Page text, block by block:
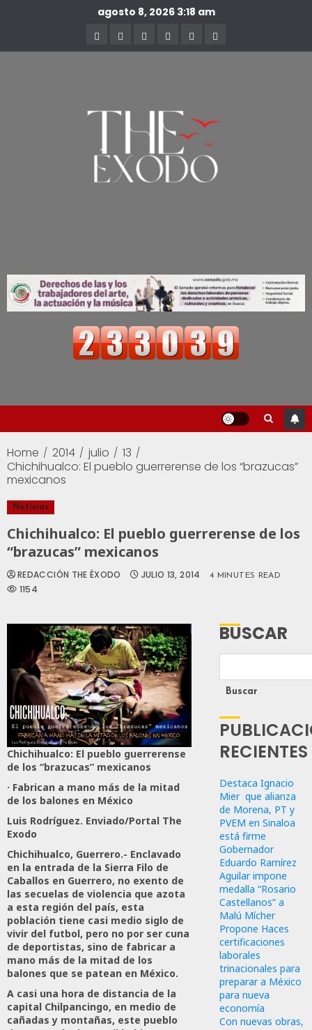
agosto 8, 2026 3:18 am
Home 2014 julio
13
Chichihualco: El pueblo guerrerense de los “brazucas”
mexicanos
Noticias
Chichihualco: El pueblo guerrerense de los
“brazucas” mexicanos
REDACCIÓN THE ÉXODO JULIO 13, 2014 4 MINUTES READ
1154
Chichihualco: El pueblo guerrerense
de los “brazucas” mexicanos
· Fabrican a mano más de la mitad
de los balones en México
Luis Rodríguez. Enviado/Portal The
Exodo
Chichihualco, Guerrero.- Enclavado
en la entrada de la Sierra Filo de
Caballos en Guerrero, no exento de
las secuelas de violencia que azota
a esta región del país, esta
población tiene casi medio siglo de
vivir del futbol, pero no por ser cuna
de deportistas, sino de fabricar a
mano más de la mitad de los
balones que se patean en México.
A casi una hora de distancia de la
capital Chilpancingo, en medio de
cañadas y montañas, este pueblo
BUSCAR
Buscar
RECIENTES
Destaca Ignacio
Mier que alianza
de Morena, PT y
PVEM en Sinaloa
está firme
Gobernador
Eduardo Ramírez
Aguilar impone
medalla “Rosario
Castellanos” a
Malú Mícher
Propone Haces
certificaciones
laborales
trinacionales para
preparar a México
para nueva
economía
Con nuevas obras,